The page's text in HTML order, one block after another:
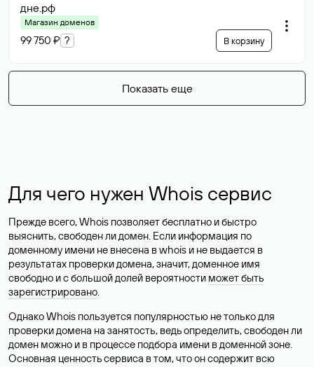
дне.рф
Магазин доменов
99 750 ₽ ? В корзину
Показать еще
Для чего нужен Whois сервис
Прежде всего, Whois позволяет бесплатно и быстро
выяснить, свободен ли домен. Если информация по
доменному имени не внесена в whois и не выдается в
результатах проверки домена, значит, доменное имя
свободно и с большой долей вероятности может быть
зарегистрировано.
Однако Whois пользуется популярностью не только для
проверки домена на занятость, ведь определить, свободен ли
домен можно и в процессе подбора имени в доменной зоне.
Основная ценность сервиса в том, что он содержит всю